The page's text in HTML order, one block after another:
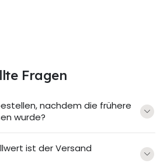
Fragen
nachdem die frühere
wurde?
ist der Versand